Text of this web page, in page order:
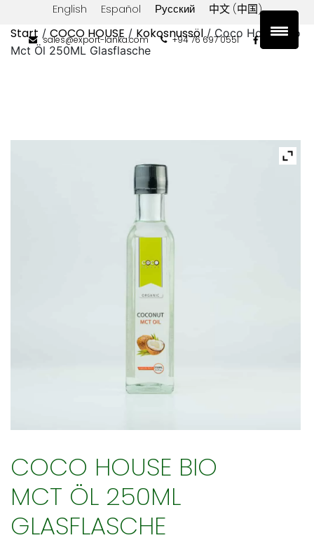
English Español Русский 中文 (中国)
sales@export-lanka.com +94 76 697 0551
Start / COCO HOUSE / Kokosnussöl/ Coco House Bio
Mct Öl 250ML Glasflasche
COCO HOUSE BIO
MCT ÖL 250ML
GLASFLASCHE